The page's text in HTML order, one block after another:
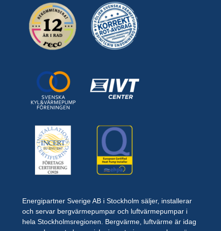
Energipartner Sverige AB i Stockholm säljer, installerar
och servar bergvärmepumpar och luftvärmepumpar i
hela Stockholmsregionen. Bergvärme, luftvärme är idag